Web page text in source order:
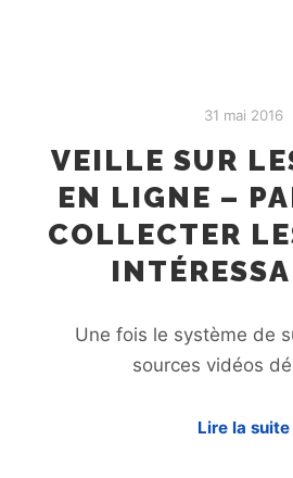
31 mai 2016
VEILLE SUR
EN LIGNE –
COLLECTER
Une fois le système de
sources vidéos
Lire la suite